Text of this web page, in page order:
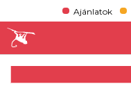
Ajánlatok